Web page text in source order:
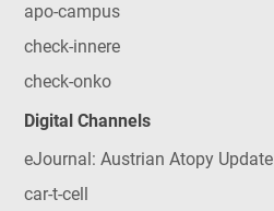
apo-campus
check-innere
check-onko
Digital Channels
eJournal: Austrian Atopy Update
car-t-cell